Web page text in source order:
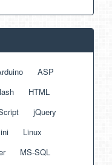
ASP
HTML
jQuery
Linux
MS-SQL